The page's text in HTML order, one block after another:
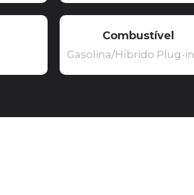
Combustível
Gasolina/Híbrido Plug-in